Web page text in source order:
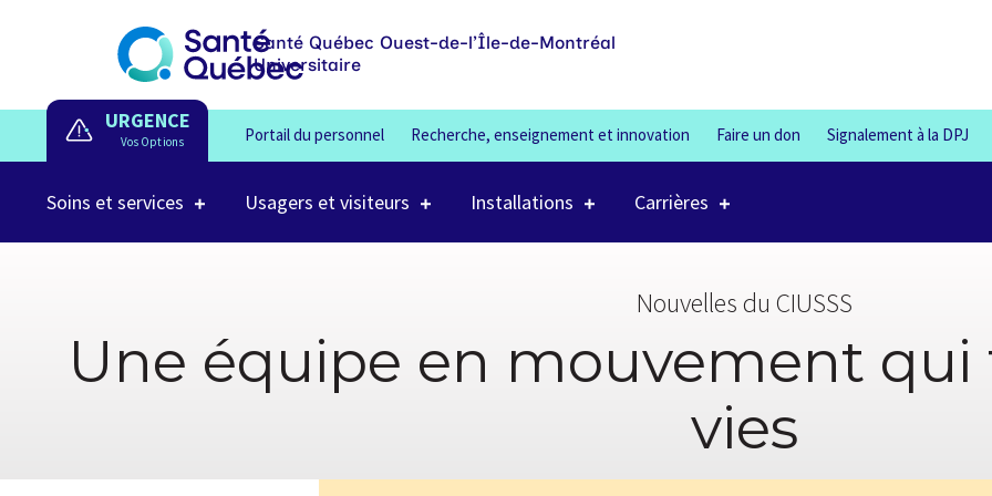
Santé Québec Ouest-de-l’Île-de-Montréal
Universitaire
URGENCE
Portail du personnel Recherche, enseignement et innovation Faire un don Signalement à la DPJ
Soins et services Usagers et visiteurs Installations Carrières
Nouvelles du CIUSSS
Une équipe en mouvement qui
vies